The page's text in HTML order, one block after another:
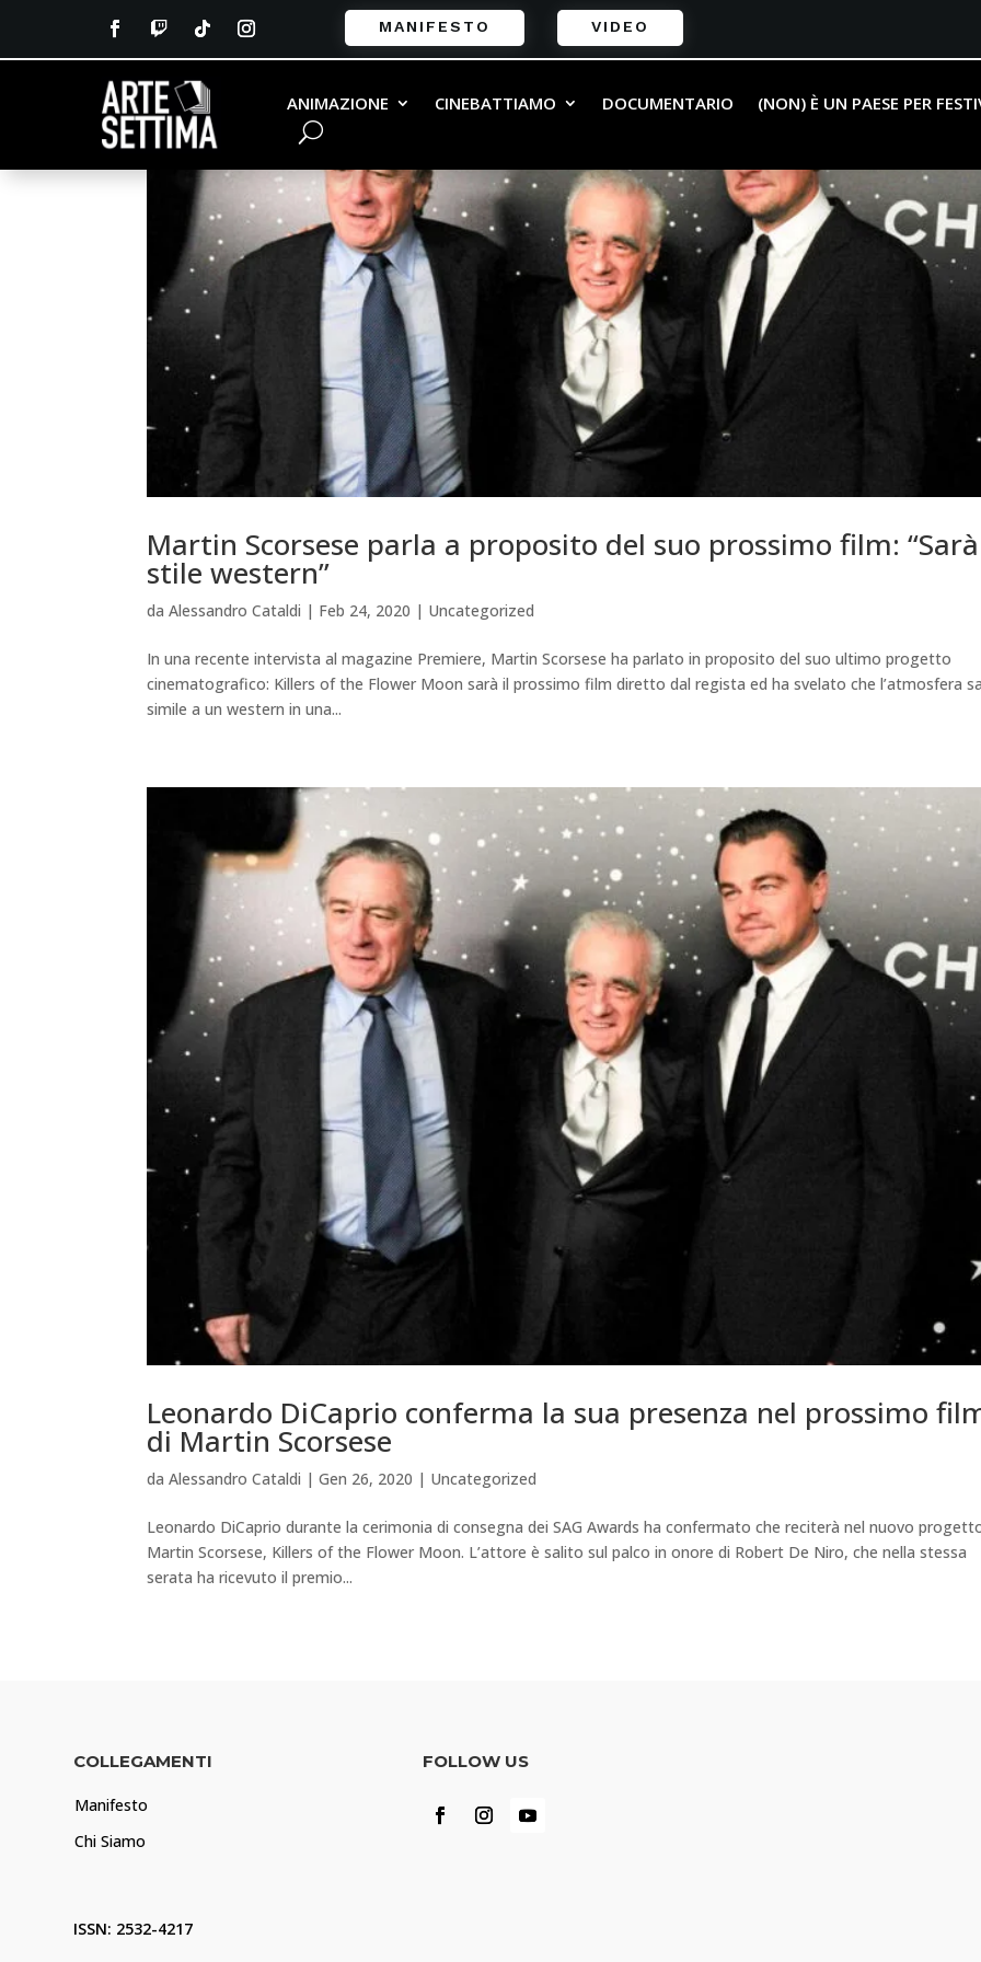
MANIFESTO VIDEO
ANIMAZIONE CINEBATTIAMO DOCUMENTARIO (NON) È UN PAESE PER
Martin Scorsese parla a proposito del suo prossimo film:
stile western”
daAlessandro Cataldi | Feb 24, 2020 | Uncategorized
In una recente intervista al magazine Premiere, Martin Scorsese ha parlato in proposito del suo ultimo progetto
cinematografico: Killers of the Flower Moon sarà il prossimo film diretto dal regista ed ha svelato che l’atmosfera
simile a un western in una...
Leonardo DiCaprio conferma la sua presenza nel prossimo
di Martin Scorsese
daAlessandro Cataldi |Gen 26, 2020 | Uncategorized
Leonardo DiCaprio durante la cerimonia di consegna dei SAG Awards ha confermato che reciterà nel nuovo
Martin Scorsese, Killers of the Flower Moon. L’attore è salito sul palco in onore di Robert De Niro, che nella stessa
serata ha ricevuto il premio...
COLLEGAMENTI
Manifesto
Chi Siamo
ISSN: 2532-4217
FOLLOW US